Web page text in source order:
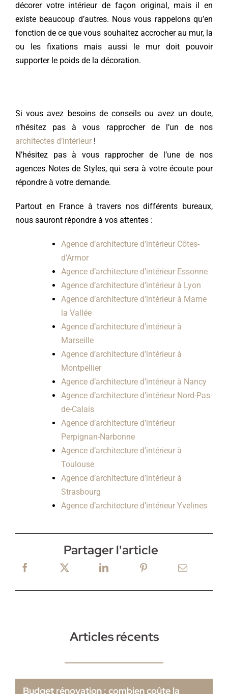
décorer votre intérieur de façon original, mais il en
existe beaucoup d’autres. Nous vous rappelons qu’en
fonction de ce que vous souhaitez accrocher au mur, la
ou les fixations mais aussi le mur doit pouvoir
supporter le poids de la décoration.
Si vous avez besoins de conseils ou avez un doute,
n’hésitez pas à vous rapprocher de l’un de nos
architectes d’intérieur!
N’hésitez pas à vous rapprocher de l’une de nos
agences Notes de Styles, qui sera à votre écoute pour
répondre à votre demande.
Partout en France à travers nos différents bureaux,
nous sauront répondre à vos attentes :
Agence d’architecture d’intérieur Côtes-
d’Armor
Agence d’architecture d’intérieur Essonne
Agence d’architecture d’intérieur à Lyon
Agence d’architecture d’intérieur à Marne
la Vallée
Agence d’architecture d’intérieur à
Marseille
Agence d’architecture d’intérieur à
Montpellier
Agence d’architecture d’intérieur à Nancy
Agence d’architecture d’intérieur Nord-Pas-
de-Calais
Agence d’architecture d’intérieur
Perpignan-Narbonne
Agence d’architecture d’intérieur à
Toulouse
Agence d’architecture d’intérieur à
Strasbourg
Agence d’architecture d’intérieur Yvelines
Partager l'article
Articles récents
Budget rénovation : combien coûte la